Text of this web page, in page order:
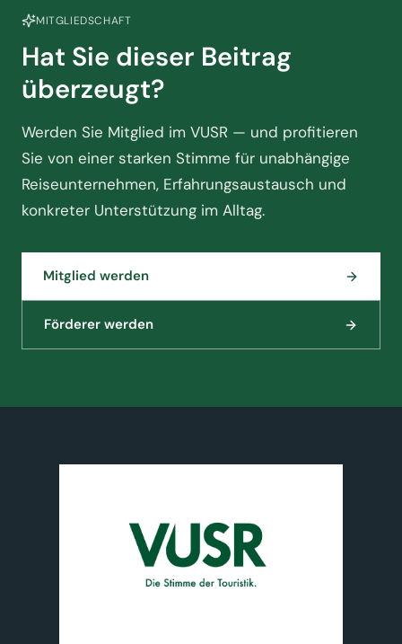
MITGLIEDSCHAFT
Hat Sie dieser Beitrag
überzeugt?
Werden Sie Mitglied im VUSR — und profitieren
Sie von einer starken Stimme für unabhängige
Reiseunternehmen, Erfahrungsaustausch und
konkreter Unterstützung im Alltag.
Mitglied werden
Förderer werden